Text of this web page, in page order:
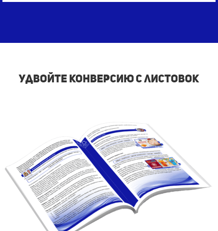
удвойте конверсию с листовок